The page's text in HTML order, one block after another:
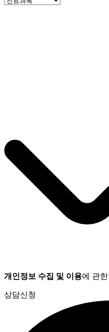
개인정보 수집 및 이용에 관
상담신청